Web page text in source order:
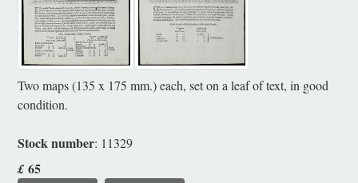
Two maps (135 x 175 mm.) each, set on a leaf of text, in good
condition.
Stock number: 11329
£ 65